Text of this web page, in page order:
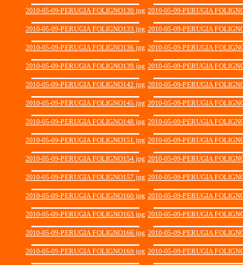
2010-05-09-PERUGIA FOLIGNO130.jpg 2010-05-09-PERUGIA
2010-05-09-PERUGIA FOLIGNO133.jpg 2010-05-09-PERUGIA
2010-05-09-PERUGIA FOLIGNO136.jpg 2010-05-09-PERUGIA
2010-05-09-PERUGIA FOLIGNO139.jpg 2010-05-09-PERUGIA
2010-05-09-PERUGIA FOLIGNO142.jpg 2010-05-09-PERUGIA
2010-05-09-PERUGIA FOLIGNO145.jpg 2010-05-09-PERUGIA
2010-05-09-PERUGIA FOLIGNO148.jpg 2010-05-09-PERUGIA
2010-05-09-PERUGIA FOLIGNO151.jpg 2010-05-09-PERUGIA
2010-05-09-PERUGIA FOLIGNO154.jpg 2010-05-09-PERUGIA
2010-05-09-PERUGIA FOLIGNO157.jpg 2010-05-09-PERUGIA
2010-05-09-PERUGIA FOLIGNO160.jpg 2010-05-09-PERUGIA
2010-05-09-PERUGIA FOLIGNO163.jpg 2010-05-09-PERUGIA
2010-05-09-PERUGIA FOLIGNO166.jpg 2010-05-09-PERUGIA
2010-05-09-PERUGIA FOLIGNO169.jpg 2010-05-09-PERUGIA